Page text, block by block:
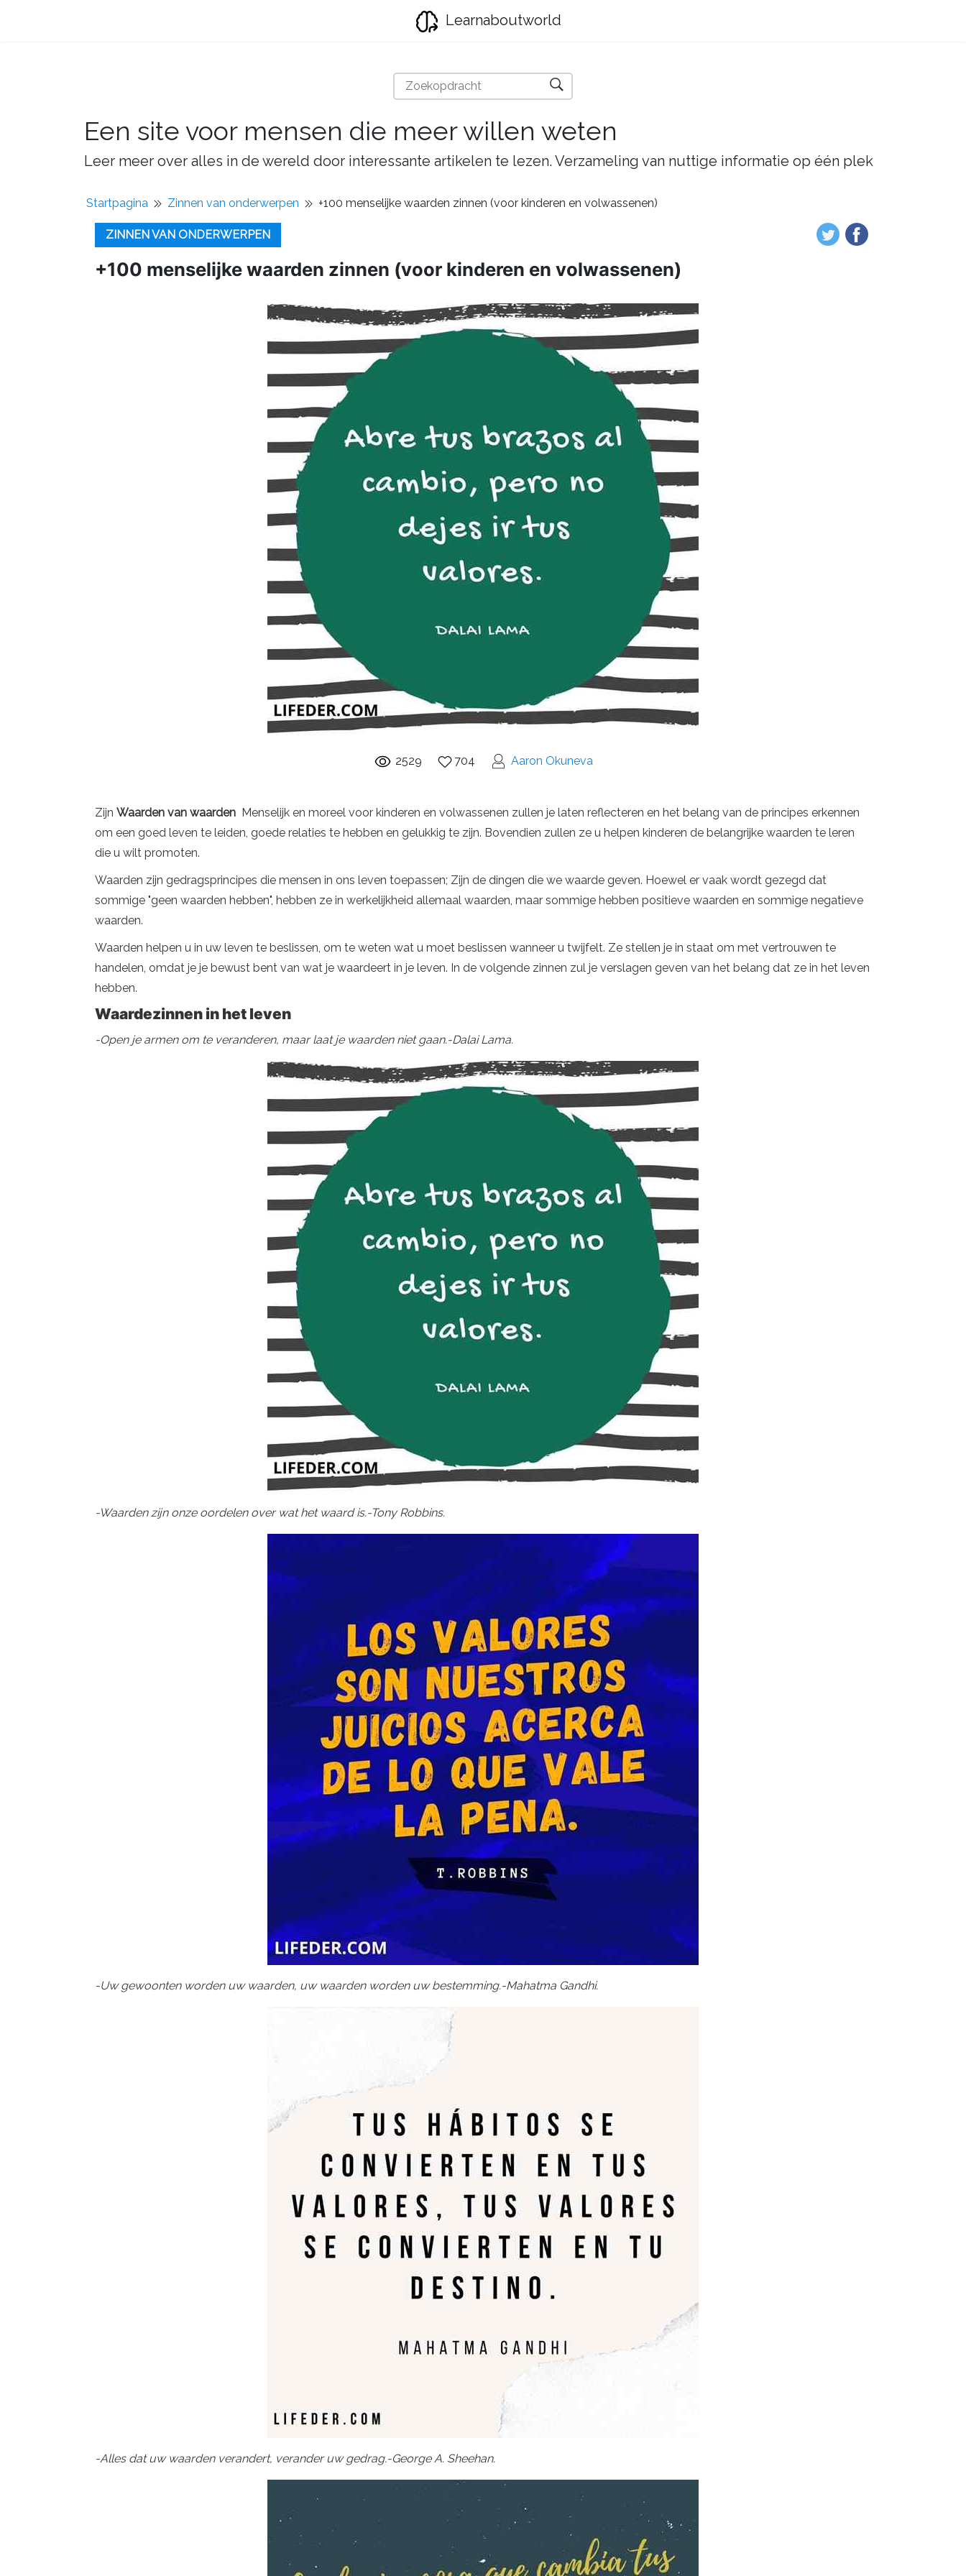
Learnaboutworld
Een site voor mensen die meer willen weten
Leer meer over alles in de wereld door interessante artikelen te lezen. Verzameling van nuttige informatie op één plek
Startpagina Zinnen van onderwerpen +100 menselijke waarden zinnen (voor kinderen en volwassenen)
ZINNEN VAN ONDERWERPEN
+100 menselijke waarden zinnen (voor kinderen en volwassenen)
2529 704 Aaron Okuneva
Zijn Waarden van waarden Menselijk en moreel voor kinderen en volwassenen zullen je laten reflecteren en het belang van de principes erkennen
om een ​​goed leven te leiden, goede relaties te hebben en gelukkig te zijn. Bovendien zullen ze u helpen kinderen de belangrijke waarden te leren
die u wilt promoten.
Waarden zijn gedragsprincipes die mensen in ons leven toepassen; Zijn de dingen die we waarde geven. Hoewel er vaak wordt gezegd dat
sommige "geen waarden hebben", hebben ze in werkelijkheid allemaal waarden, maar sommige hebben positieve waarden en sommige negatieve
waarden.
Waarden helpen u in uw leven te beslissen, om te weten wat u moet beslissen wanneer u twijfelt. Ze stellen je in staat om met vertrouwen te
handelen, omdat je je bewust bent van wat je waardeert in je leven. In de volgende zinnen zul je verslagen geven van het belang dat ze in het leven
hebben.
Waardezinnen in het leven
-Open je armen om te veranderen, maar laat je waarden niet gaan.-Dalai Lama.
-Waarden zijn onze oordelen over wat het waard is.-Tony Robbins.
-Uw gewoonten worden uw waarden, uw waarden worden uw bestemming.-Mahatma Gandhi.
-Alles dat uw waarden verandert, verander uw gedrag.-George A. Sheehan.